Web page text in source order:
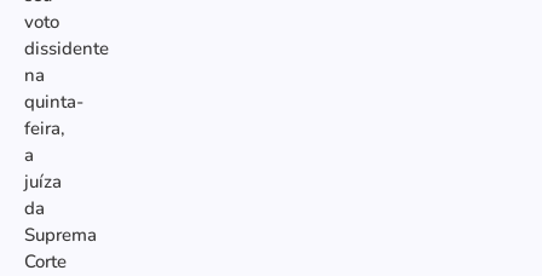
voto
dissidente
na
quinta-
feira,
a
juíza
da
Suprema
Corte